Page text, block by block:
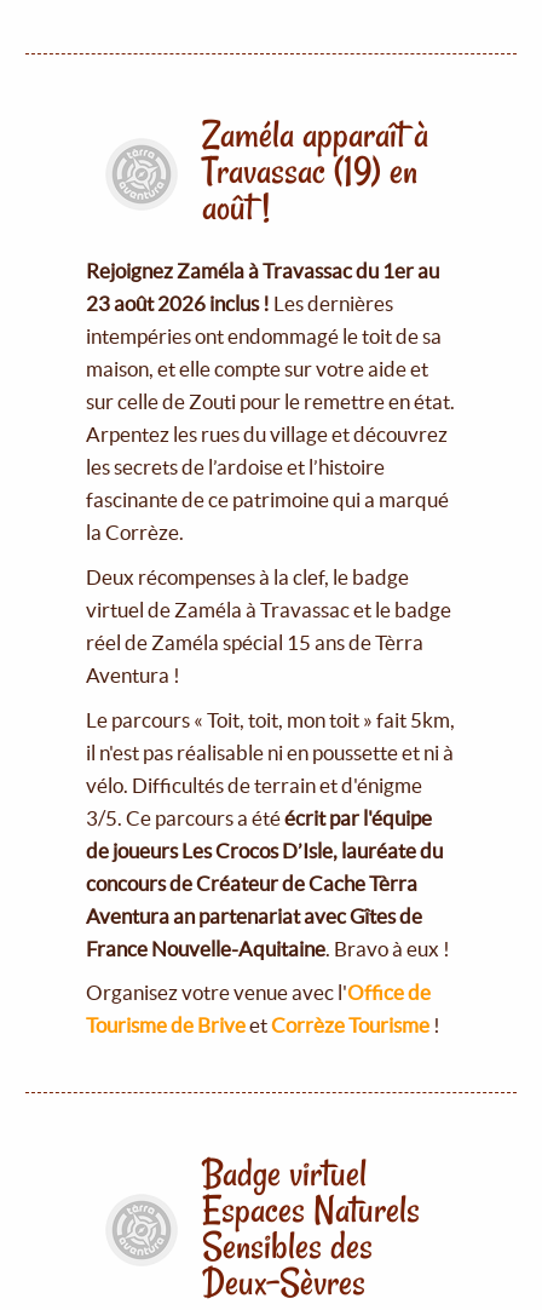
Zaméla apparaît à
Travassac (19) en
août !
Rejoignez Zaméla à Travassac du 1er au
23 août 2026 inclus ! Les dernières
intempéries ont endommagé le toit de sa
maison, et elle compte sur votre aide et
sur celle de Zouti pour le remettre en état.
Arpentez les rues du village et découvrez
les secrets de l’ardoise et l’histoire
fascinante de ce patrimoine qui a marqué
la Corrèze.
Deux récompenses à la clef, le badge
virtuel de Zaméla à Travassac et le badge
réel de Zaméla spécial 15 ans de Tèrra
Aventura !
Le parcours « Toit, toit, mon toit » fait 5km,
il n'est pas réalisable ni en poussette et ni à
vélo. Difficultés de terrain et d'énigme
3/5. Ce parcours a étéécrit par l'équipe
de joueurs Les Crocos D’Isle, lauréate du
concours de Créateur de Cache Tèrra
Aventura an partenariat avec Gîtes de
France Nouvelle-Aquitaine . Bravo à eux !
Organisez votre venue avec l'Office de
Tourisme de BriveetCorrèze Tourisme !
Badge virtuel
Espaces Naturels
Sensibles des
Deux-Sèvres